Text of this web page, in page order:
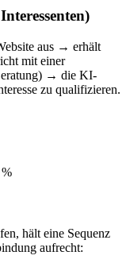
aus → erhält
mit einer
→ die KI-
zu qualifizieren.
hält eine Sequenz
aufrecht: